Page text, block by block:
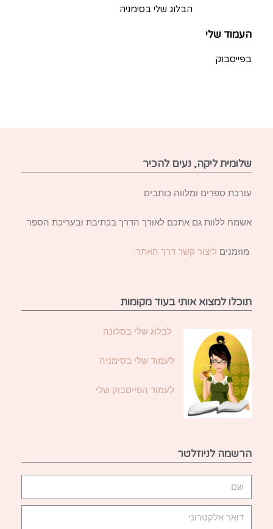
הבלוג שלי בסימניה
העמוד שלי
בפייסבוק
שלומית ליקה, נעים להכיר
עורכת ספרים ומלווה כותבים.
אשמח ללוות גם אתכם לאורך הדרך בכתיבת ובעריכת הספר.
מוזמנים ליצור קשר דרך האתר.
תוכלו למצוא אותי בעוד מקומות
לבלוג שלי בסלונה
לעמוד שלי בסימניה
לעמוד הפייסבוק שלי
הרשמה לניוזלטר